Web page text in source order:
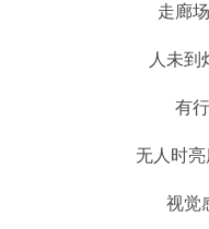
走廊
人未到
有
无人时
视觉